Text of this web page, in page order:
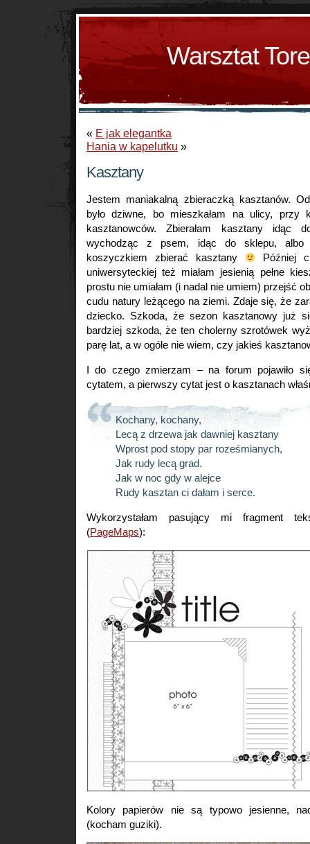
Warsztat
« E jak elegantka
Hania w kapelutku »
Kasztany
Jestem maniakalną zbieraczką kasztanów.
było dziwne, bo mieszkałam na ulicy, przy
kasztanowców. Zbierałam kasztany idąc
wychodząc z psem, idąc do sklepu, albo
koszyczkiem zbierać kasztany
Później
uniwersyteckiej też miałam jesienią pełne
prostu nie umiałam (i nadal nie umiem) przejść
cudu natury leżącego na ziemi. Zdaje się, że
dziecko. Szkoda, że sezon kasztanowy już
bardziej szkoda, że ten cholerny szrotówek
parę lat, a w ogóle nie wiem, czy jakieś
I do czego zmierzam – na forum pojawiło
cytatem, a pierwszy cytat jest o kasztanach
Kochany, kochany,
Lecą z drzewa jak dawniej kasztany
Wprost pod stopy par roześmianych,
Jak rudy lecą grad.
Jak w noc gdy w alejce
Rudy kasztan ci dałam i serce.
Wykorzystałam pasujący mi fragment
(PageMaps):
Kolory papierów nie są typowo jesienne,
(kocham guziki).